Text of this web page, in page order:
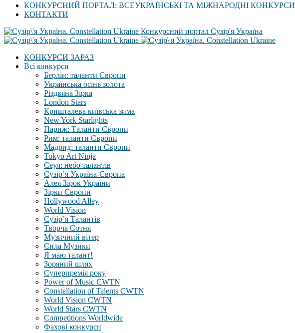
КОНКУРСНИЙ ПОРТАЛ: ВСЕУКРАЇНСЬКІ ТА МІЖНАРОДНІ КОНКУРСИ
КОНТАКТИ
Конкурсний портал Сузір'я Україна
КОНКУРСИ ЗАРАЗ
Всі конкурси
Берлін: таланти Європи
Українська осінь золота
Різдвяна Зірка
London Stars
Кришталева київська зима
New York Starlights
Париж: Таланти Європи
Рим: таланти Європи
Мадрид: таланти Європи
Tokyo Art Ninja
Сеул: небо талантів
Сузір’я Україна-Європа
Алея Зірок України
Зірки Європи
Hollywood Alley
World Vision
Сузір’я Талантів
Творча Сотня
Музичний вітер
Сила Музики
Я маю талант!
Зоряний шлях
Суперпремія року
Power of Music CWTN
Constellation of Talents CWTN
World Vision CWTN
World Stars CWTN
Competitions Worldwide
Фахові конкурси